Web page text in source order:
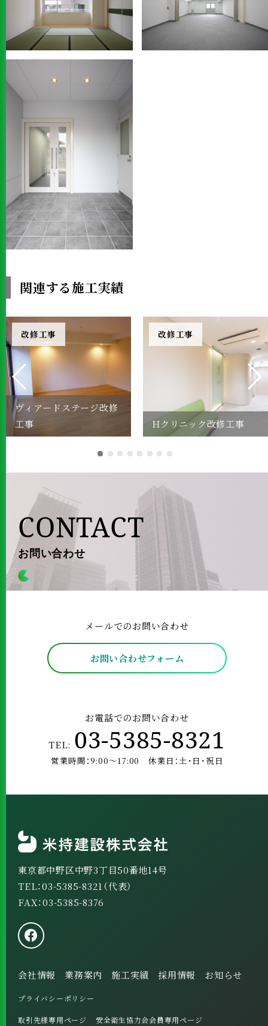
関連する施工実績
改修工事
ヴィアードステージ改修
工事
改修工事
Hクリニック改修工事
CONTACT
お問い合わせ
メールでのお問い合わせ
お問い合わせフォーム
お電話でのお問い合わせ
TEL: 03-5385-8321
営業時間：9:00～17:00 休業日：土･日･祝日
東京都中野区中野3丁目50番地14号
TEL：03-5385-8321（代表）
FAX：03-5385-8376
会社情報 業務案内 施工実績 採用情報 お知らせ
プライバシーポリシー
取引先様専用ページ 安全衛生協力会会員専用ページ